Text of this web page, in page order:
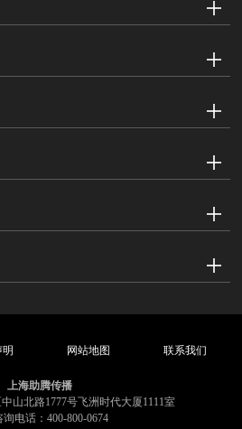
明 网站地图 联系我们
上海助腾传播
山北路1777号飞洲时代大厦1111室
电话：400-800-0674